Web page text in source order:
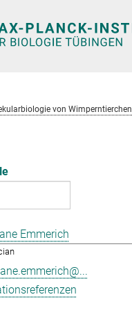
von Wimperntierchen
Emmerich